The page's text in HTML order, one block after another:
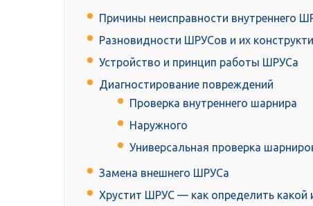
Причины неисправности внутреннего
Разновидности ШРУСов и их
Устройство и принцип работы ШРУСа
Диагностирование повреждений
Проверка внутреннего шарнира
Наружного
Универсальная проверка
Замена внешнего ШРУСа
Хрустит ШРУС — как определить какой